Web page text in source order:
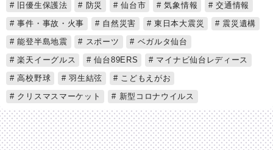
旧優生保護法
防災 仙台市 気象情報
交通情報
事件・事故・火事
自然災害 東日本大震災
震災遺構
能登半島地震
スポーツ
ベガルタ仙台
楽天イーグルス
仙台89ERS
マイナビ仙台レディース
高校野球
羽生結弦
こどもえがお
クリスマスマーケット
新型コロナウイルス